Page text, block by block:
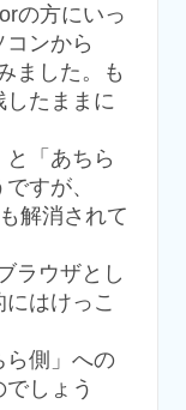
の方にいっ
ンから
ました。も
したままに
「あちら
すが、
解消されて
ラウザとし
はけっこ
ら側」への
しょう